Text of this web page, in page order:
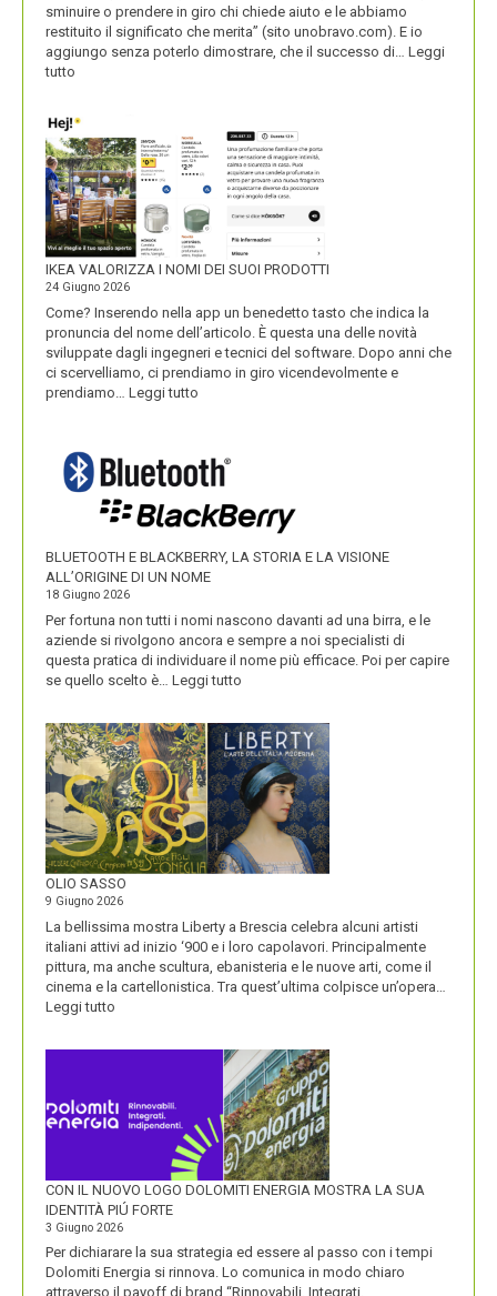
sminuire o prendere in giro chi chiede aiuto e le abbiamo
restituito il significato che merita” (sito unobravo.com). E io
aggiungo senza poterlo dimostrare, che il successo di… Leggi
tutto
IKEA VALORIZZA I NOMI DEI SUOI PRODOTTI
24 Giugno 2026
Come? Inserendo nella app un benedetto tasto che indica la
pronuncia del nome dell’articolo. È questa una delle novità
sviluppate dagli ingegneri e tecnici del software. Dopo anni che
ci scervelliamo, ci prendiamo in giro vicendevolmente e
prendiamo… Leggi tutto
NOMI
DEI
SUOI
PRODOTTI
BLUETOOTH E BLACKBERRY, LA STORIA E LA VISIONE
ALL’ORIGINE DI UN NOME
18 Giugno 2026
Per fortuna non tutti i nomi nascono davanti ad una birra, e le
aziende si rivolgono ancora e sempre a noi specialisti di
questa pratica di individuare il nome più efficace. Poi per capire
se quello scelto è… Leggi tutto
BLACKBERRY,
LA
STORIA
E
LA
VISIONE
ALL’ORIGINE
DI
NOME
OLIO SASSO
9 Giugno 2026
La bellissima mostra Liberty a Brescia celebra alcuni artisti
italiani attivi ad inizio ‘900 e i loro capolavori. Principalmente
pittura, ma anche scultura, ebanisteria e le nuove arti, come il
cinema e la cartellonistica. Tra quest’ultima colpisce un’opera…
Leggi tutto
CON IL NUOVO LOGO DOLOMITI ENERGIA MOSTRA LA SUA
IDENTITÀ PIÚ FORTE
3 Giugno 2026
Per dichiarare la sua strategia ed essere al passo con i tempi
Dolomiti Energia si rinnova. Lo comunica in modo chiaro
attraverso il payoff di brand “Rinnovabili. Integrati.